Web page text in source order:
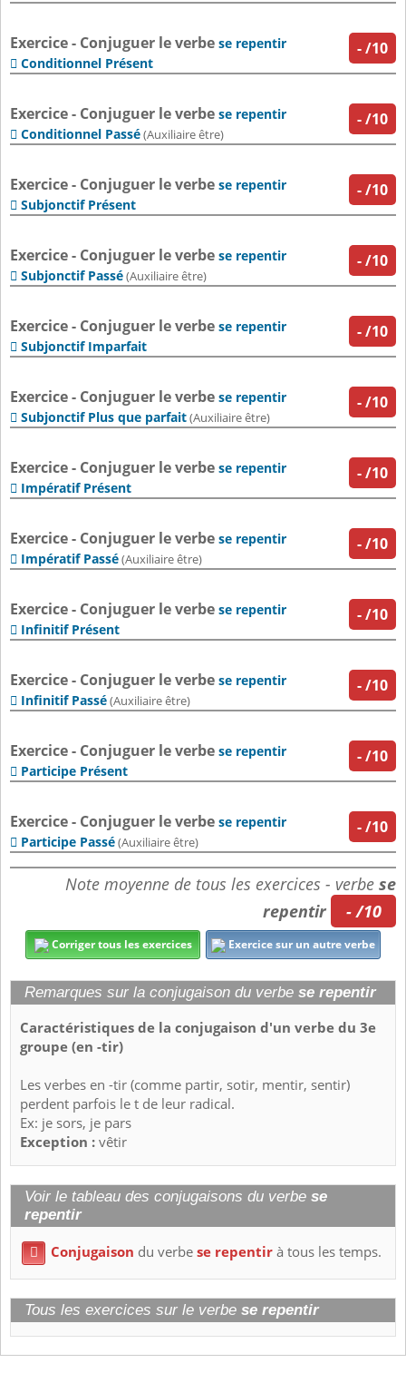
-/10
Exercice - Conjuguer le verbe se repentir
 Conditionnel Présent
-/10
Exercice - Conjuguer le verbe se repentir
 Conditionnel Passé(Auxiliaire être)
-/10
Exercice - Conjuguer le verbe se repentir
 Subjonctif Présent
-/10
Exercice - Conjuguer le verbe se repentir
 Subjonctif Passé(Auxiliaire être)
-/10
Exercice - Conjuguer le verbe se repentir
 Subjonctif Imparfait
-/10
Exercice - Conjuguer le verbe se repentir
 Subjonctif Plus que parfait(Auxiliaire être)
-/10
Exercice - Conjuguer le verbe se repentir
 Impératif Présent
-/10
Exercice - Conjuguer le verbe se repentir
 Impératif Passé(Auxiliaire être)
-/10
Exercice - Conjuguer le verbe se repentir
 Infinitif Présent
-/10
Exercice - Conjuguer le verbe se repentir
 Infinitif Passé(Auxiliaire être)
-/10
Exercice - Conjuguer le verbe se repentir
 Participe Présent
-/10
Exercice - Conjuguer le verbe se repentir
 Participe Passé(Auxiliaire être)
Note moyenne de tous les exercices - verbe se
repentir
- /10
Corriger tous les exercices Exercice sur un autre verbe
Remarques sur la conjugaison du verbe se repentir
Caractéristiques de la conjugaison d'un verbe du 3e
groupe (en -tir)
Les verbes en -tir (comme partir, sotir, mentir, sentir)
perdent parfois le t de leur radical.
Ex: je sors, je pars
Exception :vêtir
Voir le tableau des conjugaisons du verbe se
repentir
 Conjugaison du verbese repentirà tous les temps.
Tous les exercices sur le verbe se repentir